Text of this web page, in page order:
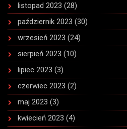
listopad 2023 (28)
październik 2023 (30)
wrzesień 2023 (24)
sierpień 2023 (10)
lipiec 2023 (3)
czerwiec 2023 (2)
maj 2023 (3)
kwiecień 2023 (4)